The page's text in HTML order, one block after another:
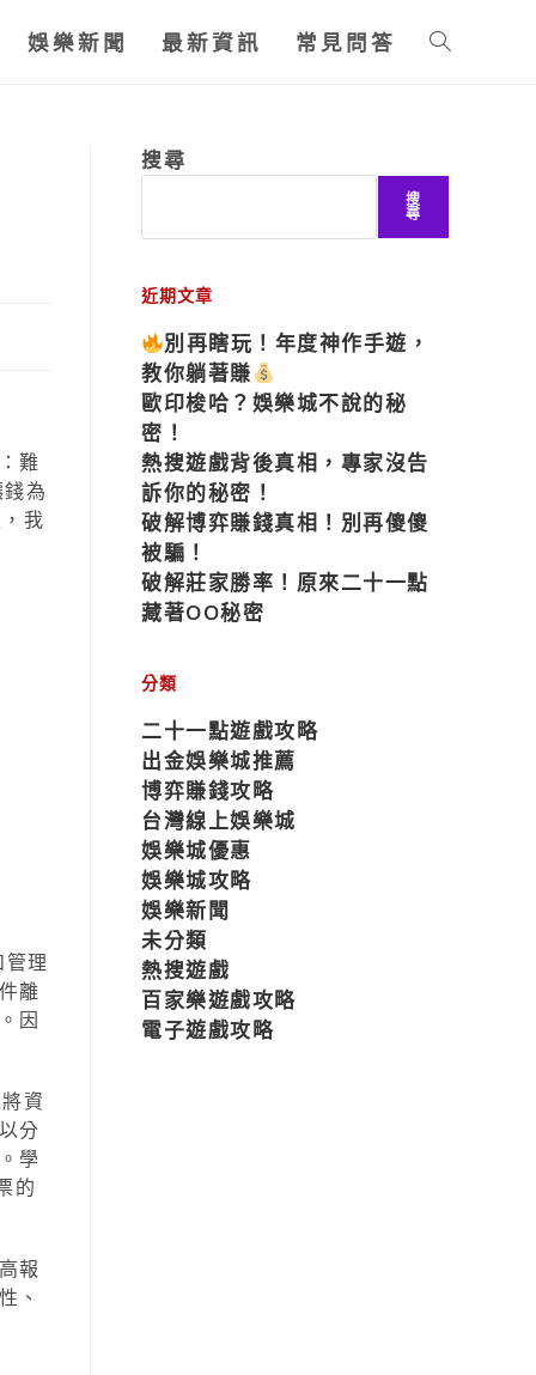
娛樂新聞 最新資訊 常見問答
難
為
我
理
離
因
資
分
學
的
報
、
搜尋
搜
尋
近期文章
別再瞎玩！年度神作手遊，
教你躺著賺
歐印梭哈？娛樂城不說的秘
密！
熱搜遊戲背後真相，專家沒告
訴你的秘密！
破解博弈賺錢真相！別再傻傻
被騙！
破解莊家勝率！原來二十一點
藏著OO秘密
分類
二十一點遊戲攻略
出金娛樂城推薦
博弈賺錢攻略
台灣線上娛樂城
娛樂城優惠
娛樂城攻略
娛樂新聞
未分類
熱搜遊戲
百家樂遊戲攻略
電子遊戲攻略